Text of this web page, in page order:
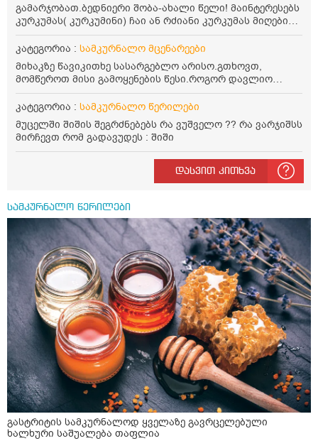
გამარჯობათ.ბედნიერი შობა-ახალი წელი! მაინტერესებს
კურკუმას( კურკუმინი) ჩაი ან რძიანი კურკუმას მიღების
წესი. მაინტერესებდა და წავიკითხე ასეთი ინფორმაცია:
კურკუმას გააჩნია ანთების საწინააღმდეგო,
დამამშვიდებელი და ანტიოქსიდანტური თვისებები.ის
უნდა მივიღოთო ცხიმთან და შავ პილპილთან ერთად
ეფექტურობის მიზნით. 1) პირველი ვარიანტი არის ჩაი:
როგორ მივიღო კურკუმას ჩაი? უზმოზე,ჭამამდე თუ ჭამის
შემდეგ? თბილი წყალი უნდა დავასხათ თუ მდუღარე?
წავიკითხე რომ კურკუმას თუ დავასხამთ მდუღარე
წყალს, ის დაკარგავსო სასარგებლო თვისებებს, ასევე
წავიკითხე რომ თუ არ ადუღდა კურკუმა წყალში, მაშინ
შეიცავო დიდი ოდენობით ოქსალატებს და თირკმელში
გააჩენსო კენჭებს. ზუსტად ვერ გავიგე როგორ
მოვამზადო უსაფრთხოდ. 2) მეორე ვარიანტი
ერთი სუფრის კოვზის მეოთხედი ფხვნილი კურკუმა და
ჩავყარო ცოტა შავი პილპილი და ავადუღო თუ ჯერ რძე
ავადუღო, ცოტა გათბეს და მერე ჩავყარო კურკუმა? და
საღამოს ვახშამზე რომ მივიღო თუ შეიძლება? P.S მიზანი
არის ანთების საწინააღმდეგო,ანტიოქსიდანტური და
დამამშვიდებელი( მშვიდი ძილისთვის)
კატეგორია : სამკურნალო მცენარეები
მიხაკზე წავიკითხე სასარგებლო არისო.გთხოვთ,
მომწეროთ მისი გამოყენების წესი.როგორ დავლიო
მიხაკის ჩაი. ასევე მაინტერესებს ლეიკოციტები მაქვს
ოდნავ დაბალი და წავიკითხე ლეიკოციტების დონეს
კატეგორია : სამკურნალო წერილები
მუცელში შიშის შეგრძნებებს რა ვუშველო ?? რა ვარჯიშსს
მირჩევთ რომ გადავუდეს : შიში
დასვით კითხვა
სამკურნალო წერილები
გასტრიტის სამკურნალოდ ყველაზე გავრცელებული
ხალხური საშუალება თაფლია